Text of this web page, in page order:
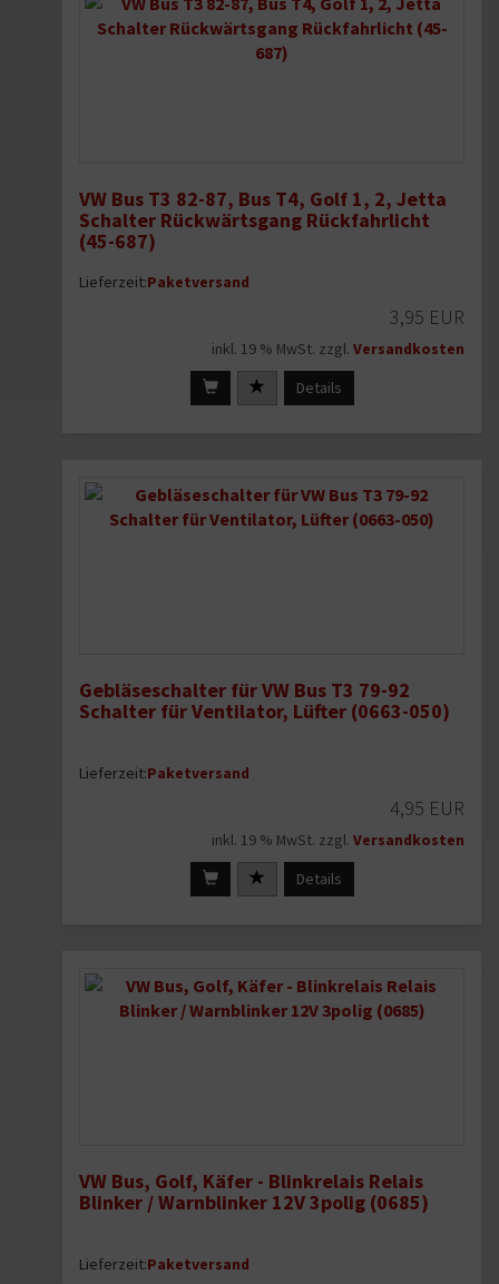
VW Bus T3 82-87, Bus T4, Golf 1, 2, Jetta
Schalter Rückwärtsgang Rückfahrlicht
(45-687)
Lieferzeit:Paketversand
3,95 EUR
inkl. 19 % MwSt. zzgl. Versandkosten
Details
Gebläseschalter für VW Bus T3 79-92
Schalter für Ventilator, Lüfter (0663-050)
Lieferzeit:Paketversand
4,95 EUR
inkl. 19 % MwSt. zzgl. Versandkosten
Details
VW Bus, Golf, Käfer - Blinkrelais Relais
Blinker / Warnblinker 12V 3polig (0685)
Lieferzeit:Paketversand